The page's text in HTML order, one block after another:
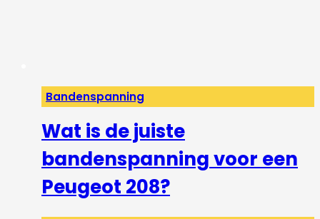
Bandenspanning
Wat is de juiste
bandenspanning voor een
Peugeot 208?